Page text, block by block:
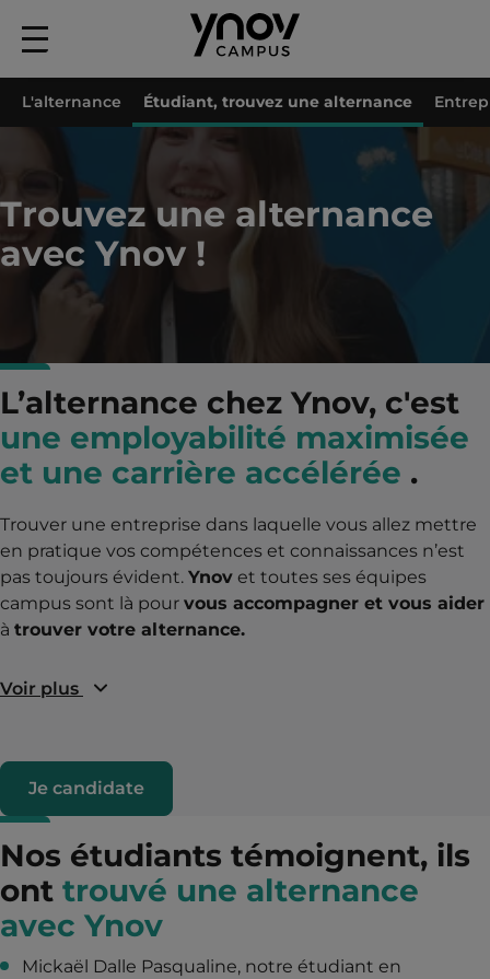
Menu
principal
Étudiant, trouvez une alternance
Trouvez une alternance
avec Ynov !
L'alternance Étudiant, trouvez une alternance
L’alternance chez Ynov, c'est
une employabilité maximisée
et une carrière accélérée .
Trouver une entreprise dans laquelle vous allez mettre
en pratique vos compétences et connaissances n’est
pas toujours évident. Ynov et toutes ses équipes
campus sont là pour vous accompagner et vous aider
à trouver votre alternance.
Voir plus
Je candidate
Nos étudiants témoignent, ils
ont trouvé une alternance
avec Ynov
Mickaël Dalle Pasqualine, notre étudiant en